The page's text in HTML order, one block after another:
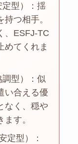
型）：揺
つ相手。
、ESFJ-TC
めてくれま
型）：似
い合える優
なく、穏や
す。
定型）：